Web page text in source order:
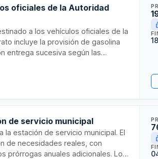
oficiales de la Autoridad
a los vehículos oficiales de la
incluye la provisión de gasolina
entrega sucesiva según las
de combustible de cada
de servicio municipal
estación de servicio municipal. El
de necesidades reales, con
prórrogas anuales adicionales. Los